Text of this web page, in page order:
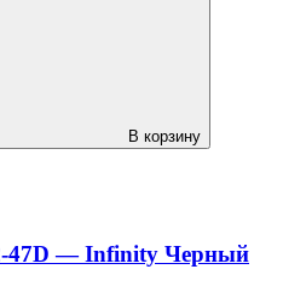
В корзину
47D — Infinity Черный